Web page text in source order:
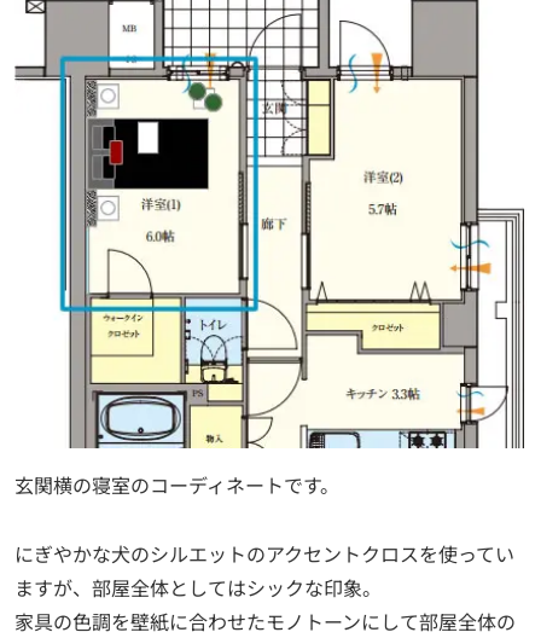
玄関横の寝室のコーディネートです。
にぎやかな犬のシルエットのアクセントクロスを使ってい
ますが、部屋全体としてはシックな印象。
家具の色調を壁紙に合わせたモノトーンにして部屋全体の